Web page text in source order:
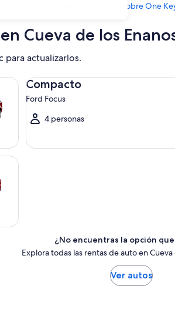
Ver información sobre One
Cueva de los
para actualizarlos.
Compacto
Ford Focus
4 personas
Compacto Ford Focus
¿No encuentras la opción
Explora todas las rentas de auto en Cueva
Ver autos